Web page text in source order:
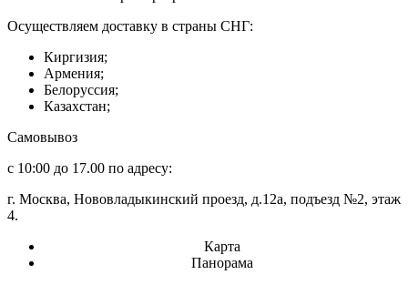
Осуществляем доставку в страны СНГ:
Киргизия;
Армения;
Белоруссия;
Казахстан;
Самовывоз
с 10:00 до 17.00 по адресу:
г. Москва, Нововладыкинский проезд, д.12а, подъезд №2, этаж
4.
Карта
Панорама